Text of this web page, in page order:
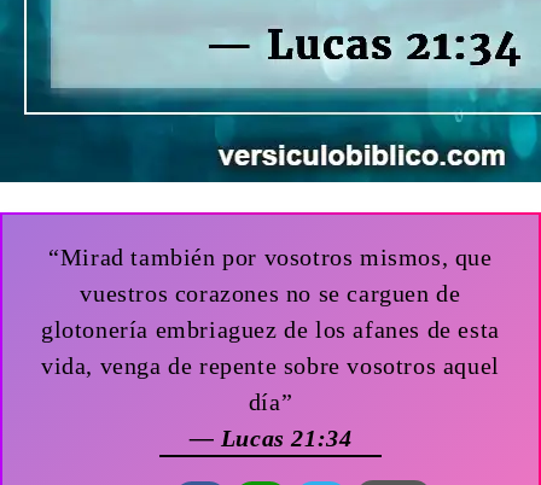
“Mirad también por vosotros mismos, que
vuestros corazones no se carguen de
glotonería embriaguez de los afanes de esta
vida, venga de repente sobre vosotros aquel
día”
— Lucas 21:34